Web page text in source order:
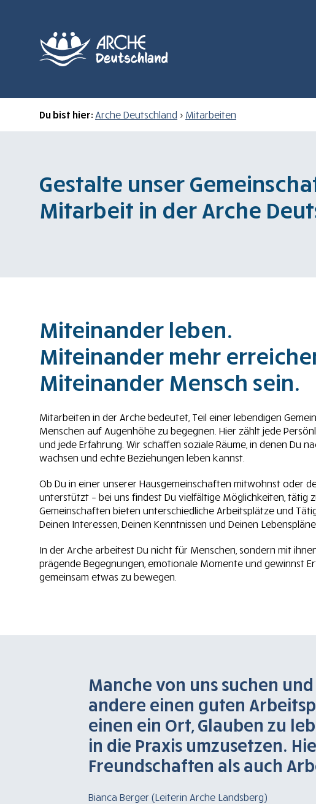
Du bist hier: Arche Deutschland > Mitarbeiten
Gestalte unser
Mitarbeit in der Arche
Miteinander leben.
Miteinander mehr
Miteinander Mensch sein.
Mitarbeiten in der Arche bedeutet, Teil einer lebendigen
Menschen auf Augenhöhe zu begegnen. Hier zählt jede
und jede Erfahrung. Wir schaffen soziale Räume, in denen Du
wachsen und echte Beziehungen leben kannst.
Ob Du in einer unserer Hausgemeinschaften mitwohnst oder
unterstützt – bei uns findest Du vielfältige Möglichkeiten, tätig
Gemeinschaften bieten unterschiedliche Arbeitsplätze und
Deinen Interessen, Deinen Kenntnissen und Deinen
In der Arche arbeitest Du nicht für Menschen, sondern mit
prägende Begegnungen, emotionale Momente und gewinnst
gemeinsam etwas zu bewegen.
Manche von uns suchen
andere einen guten
einen ein Ort, Glauben zu
in die Praxis umzusetzen.
Freundschaften als auch
Bianca Berger (Leiterin Arche Landsberg)